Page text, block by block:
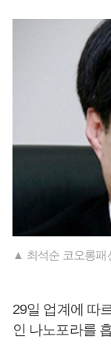
▲ 최석순 코오롱패
29일 업계에 따
인 나노포라를